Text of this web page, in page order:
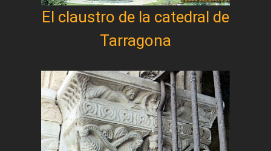
El claustro de la catedral de
Tarragona